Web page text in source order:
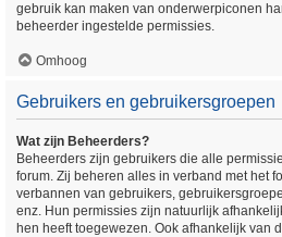
gebruik kan maken van onderwerpiconen
beheerder ingestelde permissies.
Omhoog
Gebruikers en gebruikersgroepen
Wat zijn Beheerders?
Beheerders zijn gebruikers die alle
forum. Zij beheren alles in verband met het
verbannen van gebruikers,
enz. Hun permissies zijn natuurlijk
hen heeft toegewezen. Ook afhankelijk van